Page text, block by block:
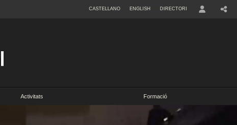
CASTELLANO ENGLISH DIRECTORI
Activitats Formació